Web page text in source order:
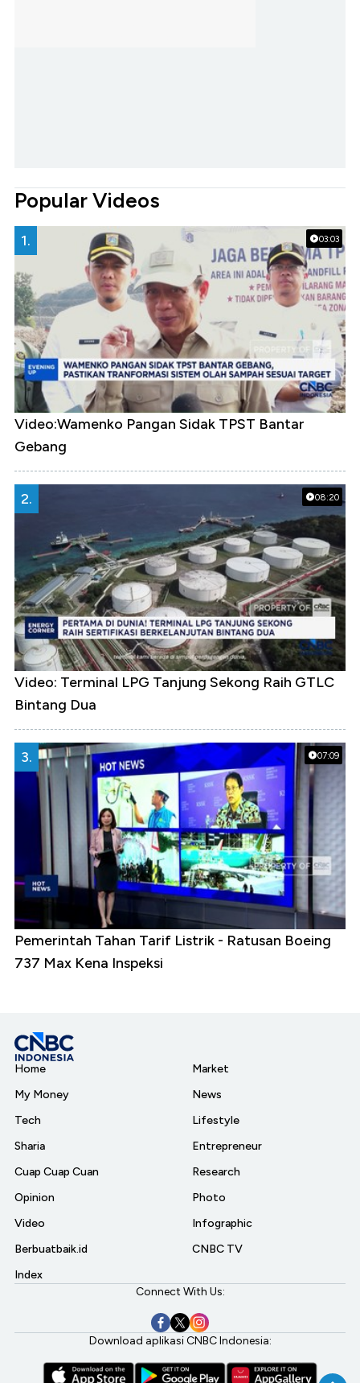
Popular Videos
03:03
1.
Video:Wamenko Pangan Sidak TPST Bantar
Gebang
08:20
2.
Video: Terminal LPG Tanjung Sekong Raih GTLC
Bintang Dua
07:09
3.
Pemerintah Tahan Tarif Listrik - Ratusan Boeing
737 Max Kena Inspeksi
Home
My Money
Tech
Sharia
Cuap Cuap Cuan
Opinion
Video
Berbuatbaik.id
Index
Market
News
Lifestyle
Entrepreneur
Research
Photo
Infographic
CNBC TV
Connect With Us:
Download aplikasi CNBC Indonesia: